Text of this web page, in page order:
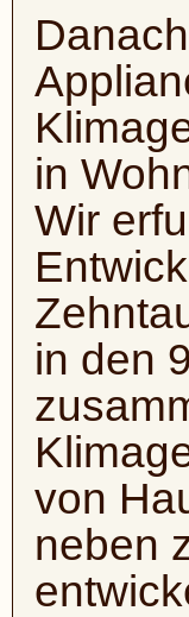
in
Wir
in den
von
neben